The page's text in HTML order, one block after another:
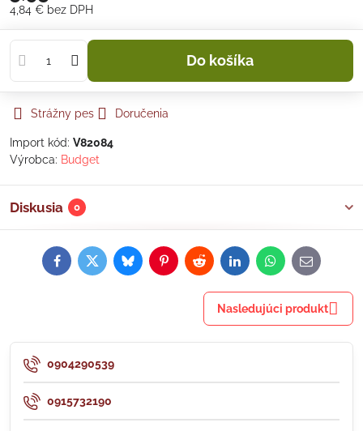
4,84 € bez DPH
Do košíka
Strážny pes Doručenia
Import kód: V82084
Výrobca: Budget
Diskusia 0
FacebookTwitterBlueskyPinterestRedditLinkedInWhatsApp
E-
mail
Nasledujúci produkt
0904290539
0915732190